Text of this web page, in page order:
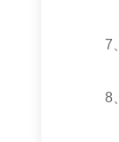
7
8